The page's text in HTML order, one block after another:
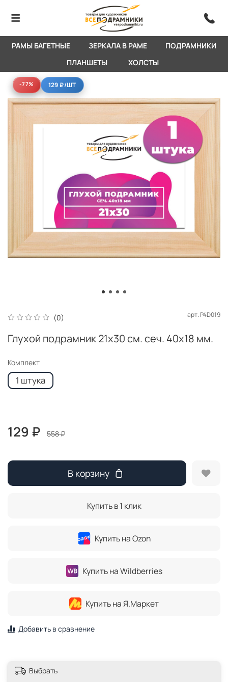
РАМЫ БАГЕТНЫЕ ЗЕРКАЛА В РАМЕ
ПОДРАМНИКИ
ПЛАНШЕТЫ
ХОЛСТЫ
-77%
-77% 129 ₽/ШТ
(0) арт.P4D019
Глухой подрамник 21x30 см. сеч. 40х18 мм.
Комплект
1 штука
129 ₽ 558 ₽
В корзину
Купить в 1 клик
Купить на Ozon
Купить на Wildberries
Купить на Я.Маркет
Добавить в сравнение
Выбрать